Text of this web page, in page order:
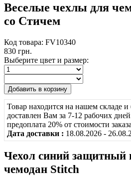
Веселые чехлы для
со Стичем
Код товара: FV10340
830 грн.
Выберите цвет и размер:
Товар находится на нашем складе и
доставлен Вам за 7-12 рабочих
предоплата 20% от стоимости
Дата доставки : 18.08.2026 -
Чехол синий защитный
чемодан Stitch